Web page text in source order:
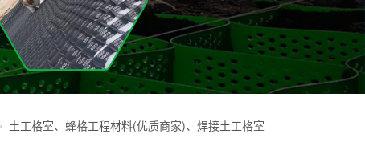
土工格室、蜂格工程材料(优质商家)、焊接土工格室